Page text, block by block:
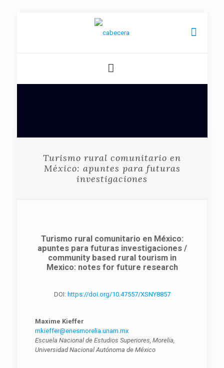
Turismo rural comunitario en
México: apuntes para futuras
investigaciones
Turismo rural comunitario en México:
apuntes para futuras investigaciones /
community based rural tourism in
Mexico: notes for future research
DOI: https://doi.org/10.47557/XSNY8857
Maxime Kieffer
mkieffer@enesmorelia.unam.mx
Escuela Nacional de Estudios Superiores, Morelia,
Universidad Nacional Autónoma de México